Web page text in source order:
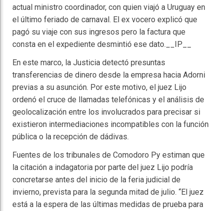
actual ministro coordinador, con quien viajó a Uruguay en
el último feriado de carnaval. El ex vocero explicó que
pagó su viaje con sus ingresos pero la factura que
consta en el expediente desmintió ese dato.__IP__
En este marco, la Justicia detectó presuntas
transferencias de dinero desde la empresa hacia Adorni
previas a su asunción. Por este motivo, el juez Lijo
ordenó el cruce de llamadas telefónicas y el análisis de
geolocalización entre los involucrados para precisar si
existieron intermediaciones incompatibles con la función
pública o la recepción de dádivas.
Fuentes de los tribunales de Comodoro Py estiman que
la citación a indagatoria por parte del juez Lijo podría
concretarse antes del inicio de la feria judicial de
invierno, prevista para la segunda mitad de julio. “El juez
está a la espera de las últimas medidas de prueba para